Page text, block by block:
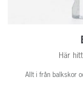
Här
Allt i från balkskor